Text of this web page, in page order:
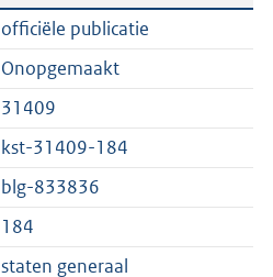
n
d
s
r
o
o
t
a
n
d
g
r
o
t
officiële publicatie
Onopgemaakt
31409
kst-31409-184
blg-833836
184
staten generaal